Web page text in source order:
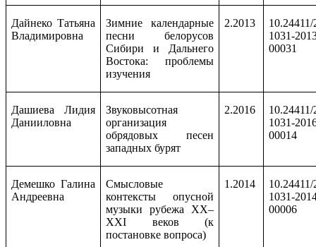
Дайнеко Татьяна
Владимировна
Зимние календарные
песни белорусов
Сибири и Дальнего
Востока: проблемы
изучения
2.2013
1031-
00031
Дашиева Лидия
Данииловна
Звуковысотная
организация
обрядовых песен
западных бурят
2.2016
1031-
00014
Демешко Галина
Андреевна
Смысловые
контексты опусной
музыки рубежа XХ–
ХХI веков (к
постановке вопроса)
1.2014
1031-
00006